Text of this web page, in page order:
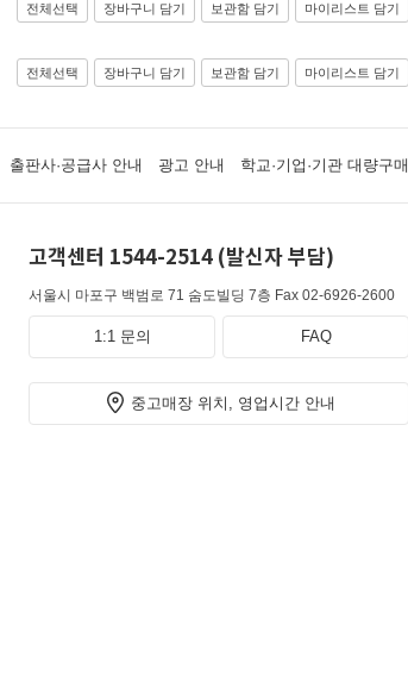
전체선택 장바구니 담기 보관함 담기 마이리스트 담기
전체선택 장바구니 담기 보관함 담기 마이리스트 담기
출판사·공급사 안내 광고 안내 학교·기업·기관 대량구매
고객센터 1544-2514 (발신자 부담)
서울시 마포구 백범로 71 숨도빌딩 7층 Fax 02-6926-2600
1:1 문의 FAQ
중고매장 위치, 영업시간 안내